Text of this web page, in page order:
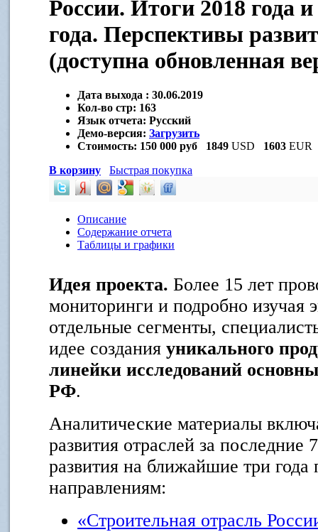
России. Итоги 2018 года
года. Перспективы
(доступна обновленная
Дата выхода : 30.06.2019
Кол-во стр: 163
Язык отчета: Русский
Демо-версия: Загрузить
Стоимость: 150 000 руб 1849 USD 1603 EUR
В корзину
Быстрая покупка
Описание
Содержание отчета
Таблицы и графики
Идея проекта. Более 15 лет
мониторинги и подробно изучая
отдельные сегменты,
идее создания уникального
линейки исследований
РФ.
Аналитические материалы
развития отраслей за последние
развития на ближайшие три
направлениям:
«Строительная отрасль